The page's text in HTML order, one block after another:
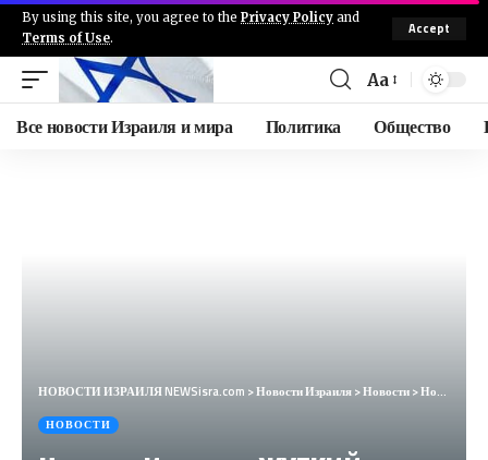
By using this site, you agree to the Privacy Policy and
Terms of Use.
Accept
Aa
Все новости Израиля и мира Политика Общество
НОВОСТИ ИЗРАИЛЯ NEWSisra.com >Новости Израиля>Новости>Новости Израиля. ЖУТКИЙ ПРИКАЗ АЛИ ХАМЕНЕИ. Выпуск 721. РАДИО НААРИЯ #израиль #новостиизраиля #иран
НОВОСТИ